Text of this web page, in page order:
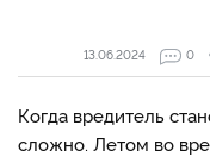
13.06.2024
0
Когда вредитель
сложно. Летом во